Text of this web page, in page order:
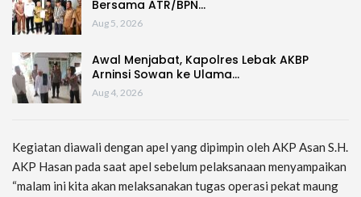
Bersama ATR/BPN…
Aug 5, 2026
Awal Menjabat, Kapolres Lebak AKBP
Arninsi Sowan ke Ulama…
Aug 4, 2026
Kegiatan diawali dengan apel yang dipimpin oleh AKP Asan S.H.
AKP Hasan pada saat apel sebelum pelaksanaan menyampaikan
“malam ini kita akan melaksanakan tugas operasi pekat maung